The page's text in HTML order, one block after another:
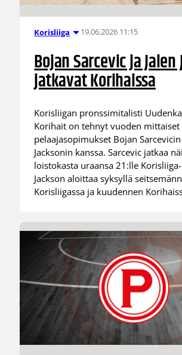
Korisliiga 19.06.2026 11:15
Bojan Sarcevic ja Jalen
jatkavat Korihaissa
Korisliigan pronssimitalisti
Korihait on tehnyt vuoden mittaiset
pelaajasopimukset Bojan Sarcevicin
Jacksonin kanssa. Sarcevic jatkaa
loistokasta uraansa 21:lle
Jackson aloittaa syksyllä
Korisliigassa ja kuudennen